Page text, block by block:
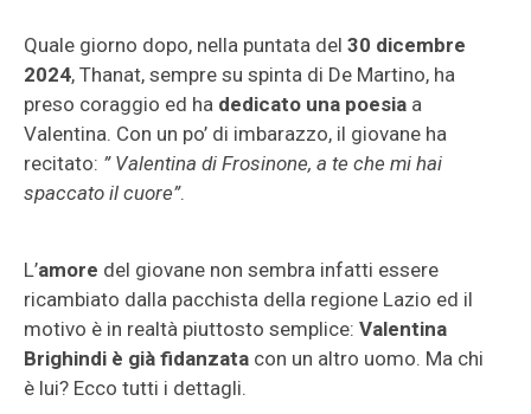
Quale giorno dopo, nella puntata del 30 dicembre
2024, Thanat, sempre su spinta di De Martino, ha
preso coraggio ed ha dedicato una poesia a
Valentina. Con un po’ di imbarazzo, il giovane ha
recitato: ” Valentina di Frosinone, a te che mi hai
spaccato il cuore”.
L’amore del giovane non sembra infatti essere
ricambiato dalla pacchista della regione Lazio ed il
motivo è in realtà piuttosto semplice: Valentina
Brighindi è già fidanzata con un altro uomo. Ma chi
è lui? Ecco tutti i dettagli.